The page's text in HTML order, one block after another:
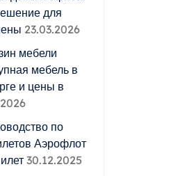
для
23.03.2026
мебели
мебель в
и цены в
по
Аэрофлот
30.12.2025